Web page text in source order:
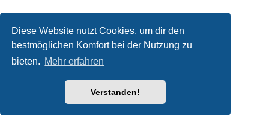
Diese Website nutzt Cookies, um dir den
bestmöglichen Komfort bei der Nutzung zu
bieten. Mehr erfahren
Verstanden!